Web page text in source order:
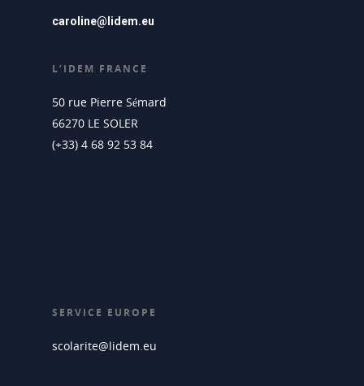
caroline@lidem.eu
L’IDEM FRANCE
50 rue Pierre Sémard
66270 LE SOLER
(+33) 4 68 92 53 84
SERVICE EUROPE
scolarite@lidem.eu